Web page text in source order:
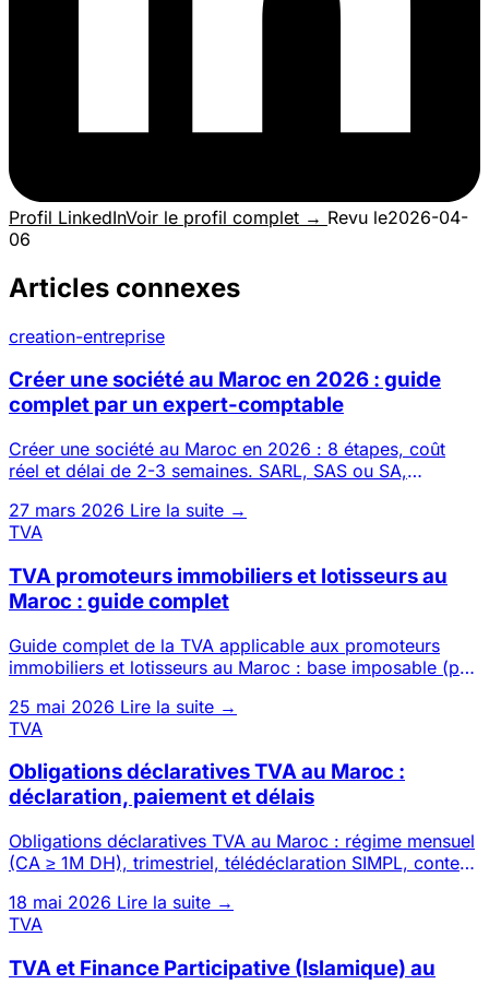
Profil LinkedInVoir le profil complet → Revu le2026-04-
06
Articles connexes
creation-entreprise
Créer une société au Maroc en 2026 : guide
complet par un expert-comptable
Créer une société au Maroc en 2026 : 8 étapes, coût
réel et délai de 2-3 semaines. SARL, SAS ou SA,
27 mars 2026 Lire la suite →
TVA
TVA promoteurs immobiliers et lotisseurs au
Maroc : guide complet
Guide complet de la TVA applicable aux promoteurs
immobiliers et lotisseurs au Maroc : base imposable (prix
25 mai 2026 Lire la suite →
TVA
Obligations déclaratives TVA au Maroc :
déclaration, paiement et délais
Obligations déclaratives TVA au Maroc : régime mensuel
(CA ≥ 1M DH), trimestriel, télédéclaration SIMPL, contenu
18 mai 2026 Lire la suite →
TVA
TVA et Finance Participative (Islamique) au